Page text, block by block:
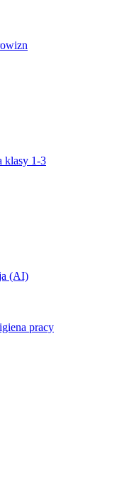
klasy 1-3
(AI)
pracy